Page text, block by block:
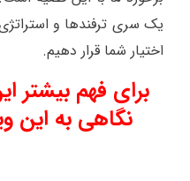
یک سری ترفندها و
اختیار شما قرار دهیم.
برای فهم
نگاهی به این